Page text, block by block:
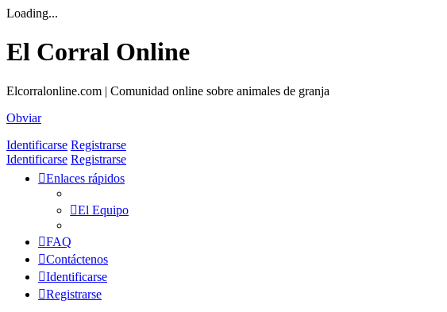
Loading...
El Corral Online
Elcorralonline.com | Comunidad online sobre animales de granja
Obviar
Identificarse Registrarse
Identificarse Registrarse
Enlaces rápidos
El Equipo
FAQ
Contáctenos
Identificarse
Registrarse